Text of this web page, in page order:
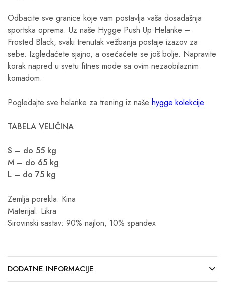
Odbacite sve granice koje vam postavlja vaša dosadašnja
sportska oprema. Uz naše Hygge Push Up Helanke –
Frosted Black, svaki trenutak vežbanja postaje izazov za
sebe. Izgledaćete sjajno, a osećaćete se još bolje. Napravite
korak napred u svetu fitnes mode sa ovim nezaobilaznim
komadom.
Pogledajte sve helanke za trening iz naše hygge kolekcije
TABELA VELIČINA
S – do 55 kg
M – do 65 kg
L – do 75 kg
Zemlja porekla: Kina
Materijal: Likra
Sirovinski sastav: 90% najlon, 10% spandex
DODATNE INFORMACIJE